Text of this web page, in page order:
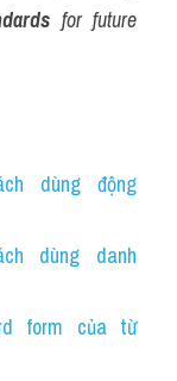
for future
dùng động
dùng danh
form của từ